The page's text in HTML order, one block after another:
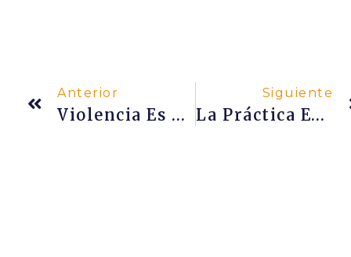
Anterior
Violencia Es Mentir
Siguiente
La Práctica Espiritual De Omkār